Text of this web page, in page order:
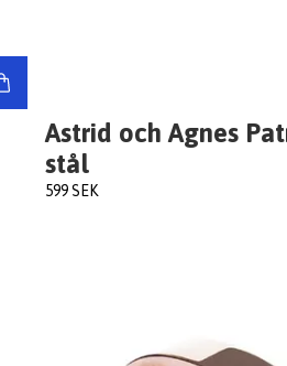
Astrid och Agnes
stål
599 SEK